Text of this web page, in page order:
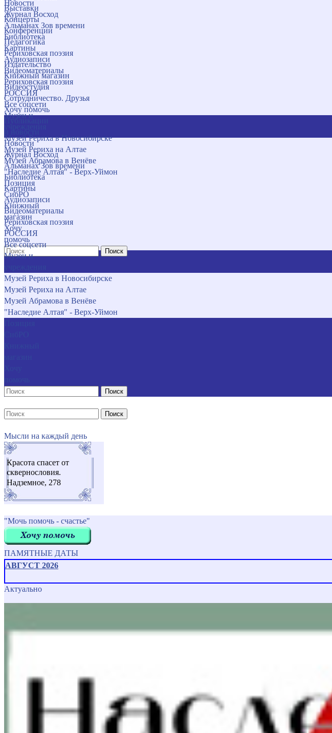
Новости
Журнал Восход
Альманах Зов времени
Библиотека
Картины
Аудиозаписи
Видеоматериалы
Рериховская поэзия
РОССИЯ
Все соцсети
Музеи и
Музей Рериха в Новосибирске
Музей Рериха на Алтае
Музей Абрамова в Венёве
"Наследие Алтая" - Верх-Уймон
Позиция
СибРО
Книжный
магазин
Хочу
помочь
Поиск
Выставки
Концерты
Конференции
Педагогика
Рериховская поэзия
Издательство
Книжный магазин
Видеостудия
Сотрудничество. Друзья
Хочу помочь
Новости
Журнал Восход
Альманах Зов времени
Библиотека
Картины
Аудиозаписи
Видеоматериалы
Рериховская поэзия
РОССИЯ
Все соцсети
Музеи и
Музей Рериха в Новосибирске
Музей Рериха на Алтае
Музей Абрамова в Венёве
"Наследие Алтая" - Верх-Уймон
Поиск
Поиск
Мысли на каждый день
Красота спасет от
сквернословия.
Надземное, 278
"Мочь помочь - счастье"
ПАМЯТНЫЕ ДАТЫ
АВГУСТ 2026
Актуально